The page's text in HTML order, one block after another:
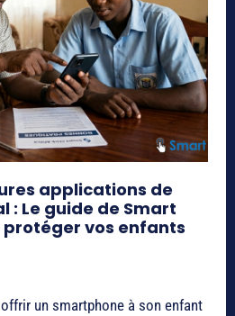
applications de
: Le guide de Smart
vos enfants
un smartphone à son enfant